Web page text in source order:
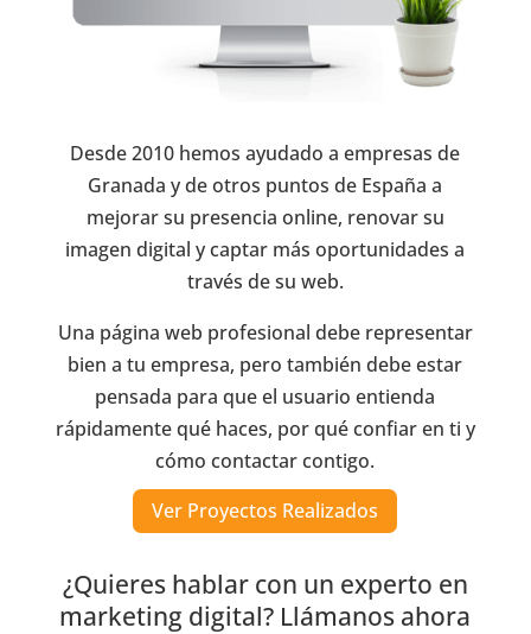
Desde 2010 hemos ayudado a empresas de
Granada y de otros puntos de España a
mejorar su presencia online, renovar su
imagen digital y captar más oportunidades a
través de su web.
Una página web profesional debe representar
bien a tu empresa, pero también debe estar
pensada para que el usuario entienda
rápidamente qué haces, por qué confiar en ti y
cómo contactar contigo.
Ver Proyectos Realizados
¿Quieres hablar con un experto en
marketing digital? Llámanos ahora